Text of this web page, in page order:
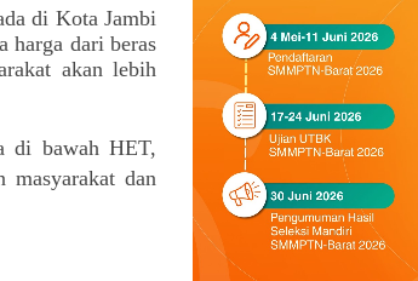
di Kota Jambi
harga dari beras
akan lebih
di bawah HET,
masyarakat dan